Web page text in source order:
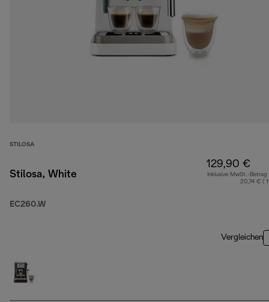
STILOSA
Stilosa, White
EC260.W
129,90 €
Inklusive MwSt.-Betrag
20,74 € (
Vergleichen